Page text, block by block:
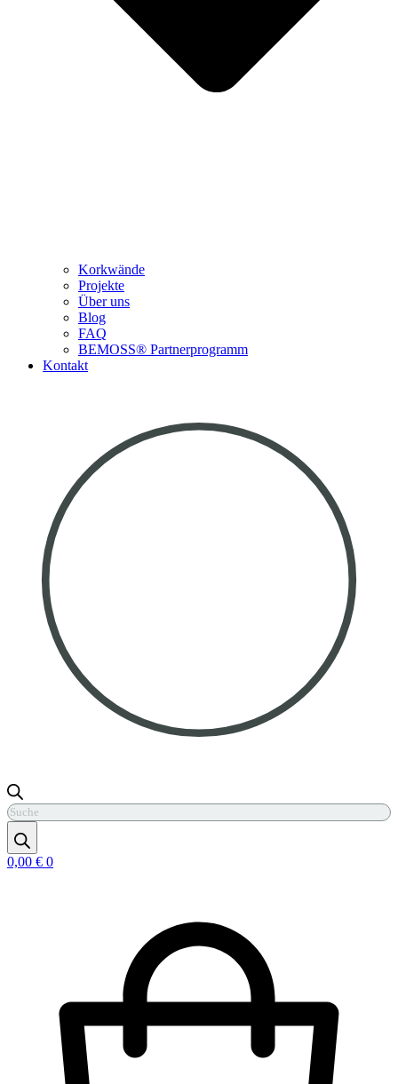
Korkwände
Projekte
Über uns
Blog
FAQ
BEMOSS® Partnerprogramm​
Kontakt
Products
search
0,00 € 0